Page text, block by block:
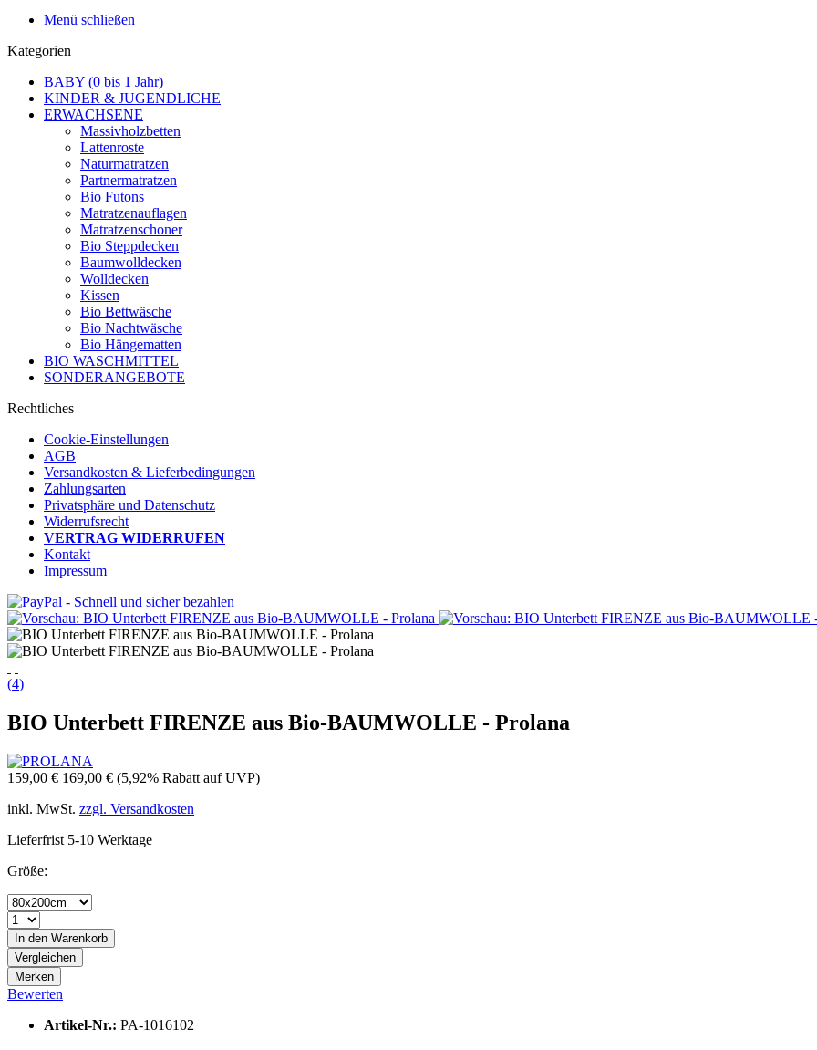
Menü schließen
Kategorien
BABY (0 bis 1 Jahr)
KINDER & JUGENDLICHE
ERWACHSENE
Massivholzbetten
Lattenroste
Naturmatratzen
Partnermatratzen
Bio Futons
Matratzenauflagen
Matratzenschoner
Bio Steppdecken
Baumwolldecken
Wolldecken
Kissen
Bio Bettwäsche
Bio Nachtwäsche
Bio Hängematten
BIO WASCHMITTEL
SONDERANGEBOTE
Rechtliches
Cookie-Einstellungen
AGB
Versandkosten & Lieferbedingungen
Zahlungsarten
Privatsphäre und Datenschutz
Widerrufsrecht
VERTRAG WIDERRUFEN
Kontakt
Impressum
(4)
BIO Unterbett FIRENZE aus Bio-BAUMWOLLE - Prolana
159,00 € 169,00 € (5,92% Rabatt auf UVP)
inkl. MwSt. zzgl. Versandkosten
Lieferfrist 5-10 Werktage
Größe:
In den Warenkorb
Vergleichen
Merken
Bewerten
Artikel-Nr.: PA-1016102